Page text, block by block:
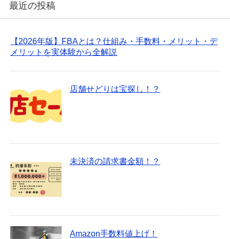
最近の投稿
【2026年版】FBAとは？仕組み・手数料・メリット・デ
メリットを実体験から全解説
店舗せどりは宝探し！？
未決済の請求書金額！？
Amazon手数料値上げ！